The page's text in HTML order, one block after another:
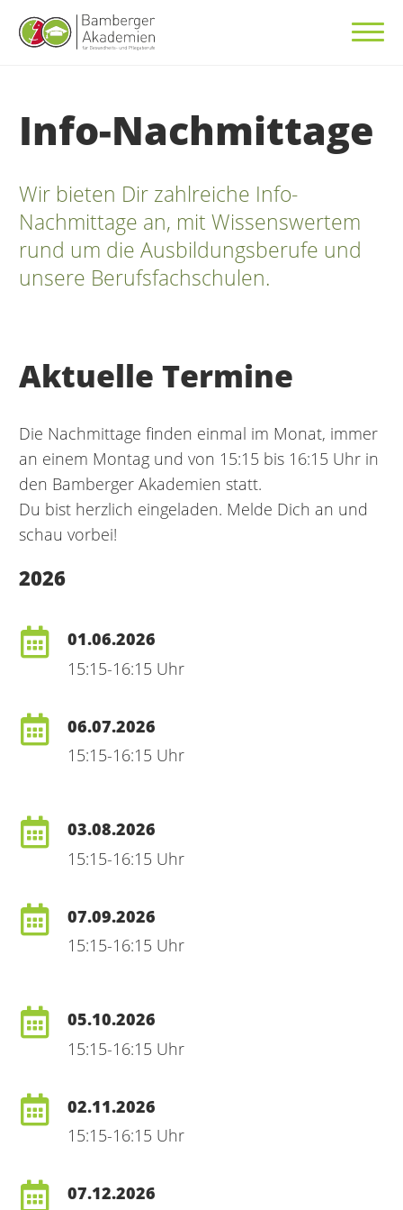
Info-Nachmittage
Wir bieten Dir zahlreiche Info-
Nachmittage an, mit Wissenswertem
rund um die Ausbildungsberufe und
unsere Berufsfachschulen.
Aktuelle Termine
Die Nachmittage finden einmal im Monat, immer
an einem Montag und von 15:15 bis 16:15 Uhr in
den Bamberger Akademien statt.
Du bist herzlich eingeladen. Melde Dich an und
schau vorbei!
2026
01.06.2026
15:15-16:15 Uhr
06.07.2026
15:15-16:15 Uhr
03.08.2026
15:15-16:15 Uhr
07.09.2026
15:15-16:15 Uhr
05.10.2026
15:15-16:15 Uhr
02.11.2026
15:15-16:15 Uhr
07.12.2026